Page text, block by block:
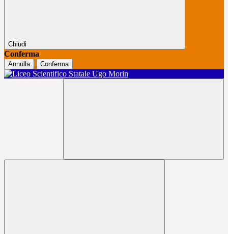
Chiudi
Conferma
Annulla Conferma